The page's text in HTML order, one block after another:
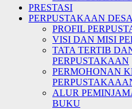
PRESTASI
PERPUSTAKAAN
PROFIL
VISI DAN MISI
TATA TERTIB
PERPUSTAKAAN
PERMOHONAN
ALUR
BUKU